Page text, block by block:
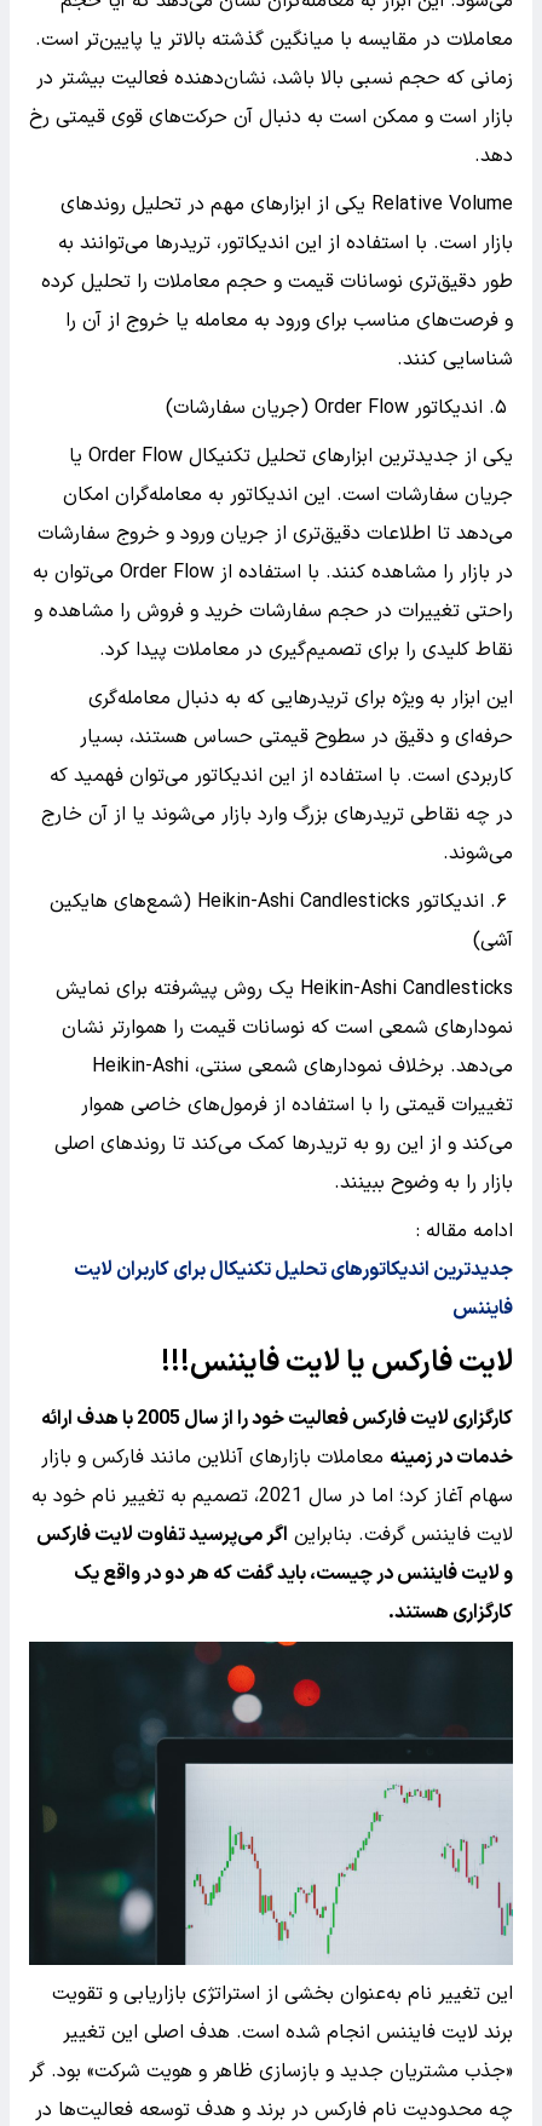
معاملات در مقایسه با میانگین گذشته بالاتر یا پایین‌تر است.
زمانی که حجم نسبی بالا باشد، نشان‌دهنده فعالیت بیشتر در
بازار است و ممکن است به دنبال آن حرکت‌های قوی قیمتی رخ
دهد.
Relative Volume یکی از ابزارهای مهم در تحلیل روندهای
بازار است. با استفاده از این اندیکاتور، تریدرها می‌توانند به
طور دقیق‌تری نوسانات قیمت و حجم معاملات را تحلیل کرده
و فرصت‌های مناسب برای ورود به معامله یا خروج از آن را
شناسایی کنند.
یکی از جدیدترین ابزارهای تحلیل تکنیکال Order Flow یا
جریان سفارشات است. این اندیکاتور به معامله‌گران امکان
می‌دهد تا اطلاعات دقیق‌تری از جریان ورود و خروج سفارشات
در بازار را مشاهده کنند. با استفاده از Order Flow می‌توان به
راحتی تغییرات در حجم سفارشات خرید و فروش را مشاهده و
نقاط کلیدی را برای تصمیم‌گیری در معاملات پیدا کرد.
این ابزار به ویژه برای تریدرهایی که به دنبال معامله‌گری
حرفه‌ای و دقیق در سطوح قیمتی حساس هستند، بسیار
کاربردی است. با استفاده از این اندیکاتور می‌توان فهمید که
در چه نقاطی تریدرهای بزرگ وارد بازار می‌شوند یا از آن خارج
می‌شوند.
۶. اندیکاتور Heikin-Ashi Candlesticks (شمع‌های هایکین
آشی)
Heikin-Ashi Candlesticks یک روش پیشرفته برای نمایش
نمودارهای شمعی است که نوسانات قیمت را هموارتر نشان
می‌دهد. برخلاف نمودارهای شمعی سنتی، Heikin-Ashi
تغییرات قیمتی را با استفاده از فرمول‌های خاصی هموار
می‌کند و از این رو به تریدرها کمک می‌کند تا روندهای اصلی
بازار را به وضوح ببینند.
ادامه مقاله :
جدیدترین اندیکاتورهای تحلیل تکنیکال برای کاربران لایت
فایننس
لایت فارکس یا لایت فایننس!!!
کارگزاری لایت فارکس فعالیت خود را از سال 2005 با هدف ارائه
خدمات در زمینه معاملات بازارهای آنلاین مانند فارکس و بازار
سهام آغاز کرد؛ اما در سال 2021، تصمیم به تغییر نام خود به
لایت فایننس گرفت. بنابراین اگر می‌پرسید تفاوت لایت فارکس
و لایت فایننس در چیست، باید گفت که هر دو در واقع یک
کارگزاری هستند.
این تغییر نام به‌عنوان بخشی از استراتژی بازاریابی و تقویت
برند لایت فایننس انجام شده است. هدف اصلی این تغییر
«جذب مشتریان جدید و بازسازی ظاهر و هویت شرکت» بود. گر
چه محدودیت نام فارکس در برند و هدف توسعه فعالیت‌ها در